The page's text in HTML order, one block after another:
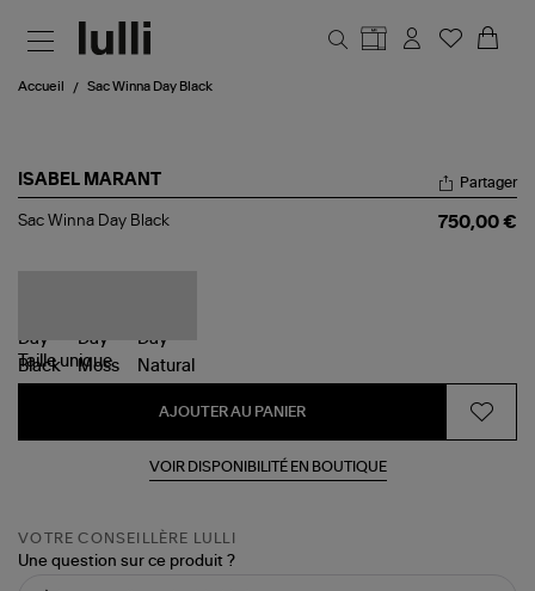
Accueil Sac Winna Day Black
ISABEL MARANT
Sac
Partager
Sac Winna Day Black 750,00 €
Tailleunique
AJOUTER AU PANIER
VOIR DISPONIBILITÉ EN BOUTIQUE
VOTRE CONSEILLÈRE LULLI
Une question sur ce produit ?